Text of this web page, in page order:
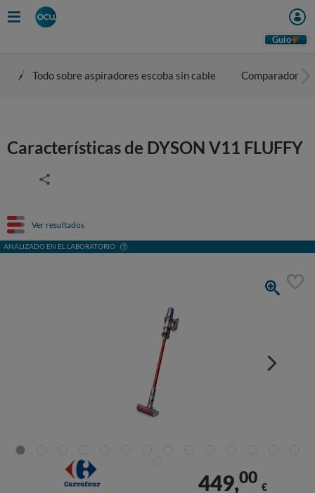
Guio
Todo sobre aspiradores escoba sin cable Comparador
Características de DYSON V11 FLUFFY
Ver resultados
ANALIZADO EN EL LABORATORIO
449,00
€